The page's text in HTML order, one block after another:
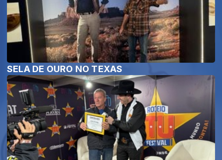
SELA DE OURO NO TEXAS